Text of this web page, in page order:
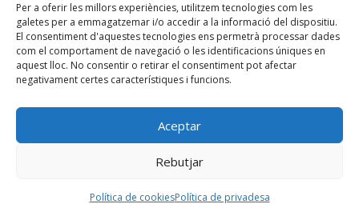
Per a oferir les millors experiències, utilitzem tecnologies com les
galetes per a emmagatzemar i/o accedir a la informació del dispositiu.
El consentiment d'aquestes tecnologies ens permetrà processar dades
com el comportament de navegació o les identificacions úniques en
aquest lloc. No consentir o retirar el consentiment pot afectar
negativament certes característiques i funcions.
Aceptar
Rebutjar
Política de cookiesPolítica de privadesa
Segueix-nos: